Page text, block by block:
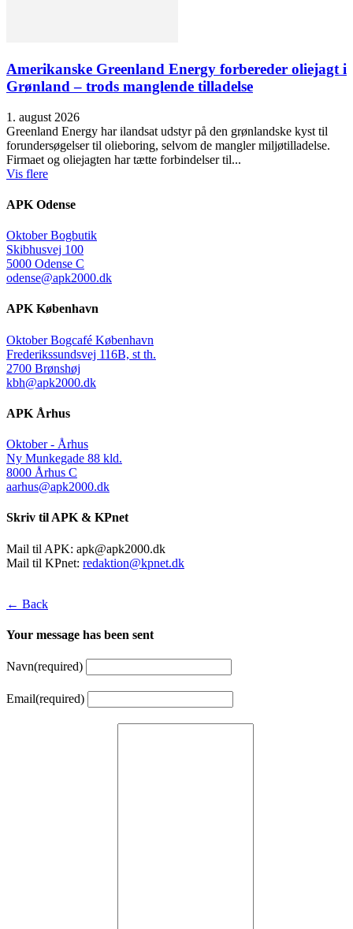
Amerikanske Greenland Energy forbereder oliejagt i
Grønland – trods manglende tilladelse
1. august 2026
Greenland Energy har ilandsat udstyr på den grønlandske kyst til
forundersøgelser til olieboring, selvom de mangler miljøtilladelse.
Firmaet og oliejagten har tætte forbindelser til...
Vis flere
APK Odense
Oktober Bogbutik
Skibhusvej 100
5000 Odense C
odense@apk2000.dk
APK København
Oktober Bogcafé København
Frederikssundsvej 116B, st th.
2700 Brønshøj
kbh@apk2000.dk
APK Århus
Oktober - Århus
Ny Munkegade 88 kld.
8000 Århus C
aarhus@apk2000.dk
Skriv til APK & KPnet
Mail til APK: apk@apk2000.dk
Mail til KPnet: redaktion@kpnet.dk
← Back
Your message has been sent
Navn(required)
Email(required)